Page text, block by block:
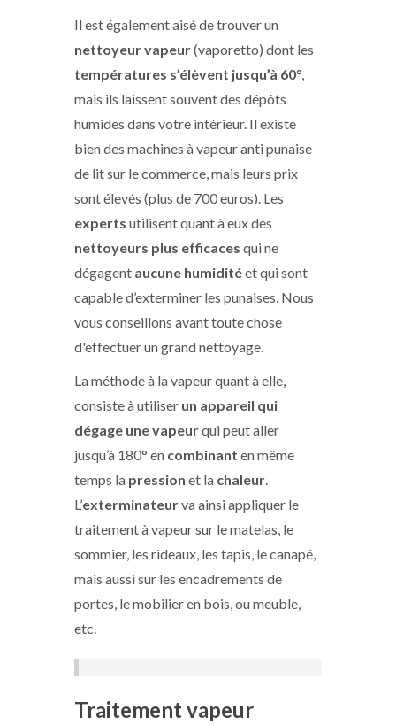
Il est également aisé de trouver un
nettoyeur vapeur(vaporetto) dont les
températures s’élèvent jusqu’à 60°,
mais ils laissent souvent des dépôts
humides dans votre intérieur. Il existe
bien des machines à vapeur anti punaise
de lit sur le commerce, mais leurs prix
sont élevés (plus de 700 euros). Les
experts utilisent quant à eux des
nettoyeurs plus efficaces qui ne
dégagent aucune humiditéet qui sont
capable d’exterminer les punaises. Nous
vous conseillons avant toute chose
d'effectuer un grand nettoyage.
La méthode à la vapeur quant à elle,
consiste à utiliser un appareil qui
dégage une vapeurqui peut aller
jusqu’à 180° en combinant en même
temps la pression et la chaleur.
L’exterminateurva ainsi appliquer le
traitement à vapeur sur le matelas, le
sommier, les rideaux, les tapis, le canapé,
mais aussi sur les encadrements de
portes, le mobilier en bois, ou meuble,
etc.
Traitement vapeur